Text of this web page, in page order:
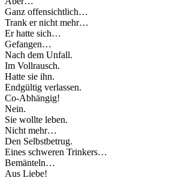
Ganz offensichtlich…
Trank er nicht mehr…
Er hatte sich…
Gefangen…
Nach dem Unfall.
Im Vollrausch.
Hatte sie ihn.
Endgültig verlassen.
Co-Abhängig!
Nein.
Sie wollte leben.
Nicht mehr…
Den Selbstbetrug.
Eines schweren Trinkers…
Bemänteln…
Aus Liebe!